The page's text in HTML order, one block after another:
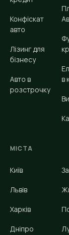
Конфіскат
авто
Лізинг для
бізнесу
Авто в
розстрочку
в
МІСТА
Київ
Львів
Харків
Дніпро